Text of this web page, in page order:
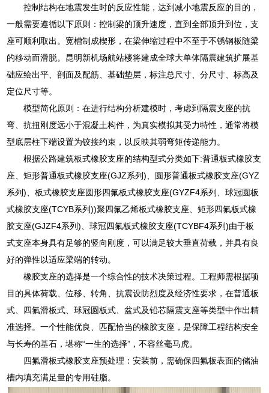
控制结构在地震发生时的反应性能，达到减小地震反应的目的，
一般需要遵循以下原则：控制梁的顶升速度，直到全部顶升到位，支
座可顺利取出。宽槽制成楔形，在梁伸缩过程中不至于不锈钢板随梁
的移动而滑脱。昆明新机场航站楼将建成全球大单体隔震建筑扩展基
础应绘出平、剖面及配筋、基础垫层，标注总尺寸、分尺寸、标高及
定位尺寸等。
模型简化原则：在进行结构分析建模时，考虑到隔震支座的抗
弯、抗扭刚度远小于混凝土构件，为真实模拟其受力特性，通常将模
型底层柱下端设置为铰接约束，以反映其弱弯矩传递能力。
根据公路建筑板式橡胶支座的结构型式分类如下:普通板式橡胶支
座、矩形普通板式橡胶支座(GJZ系列)、圆形普通板式橡胶支座(GYZ
系列)、板式橡胶支座圆形四氟板式橡胶支座(GYZF4系列、球冠圆板
式橡胶支座(TCYB系列))聚四氟乙烯板式橡胶支座、矩形四氟板式橡
胶支座(GJZF4系列)、球冠四氟板式橡胶支座(TCYBF4系列)由于板
式支座本身具有足够的竖向刚度，可以满足较大垂直荷载，并具有良
好的弹性以适应梁端的转动。
橡胶支座的选择是一个综合性的技术决策过程。工程师需根据项
目的具体荷载、位移、转角、抗震设防烈度及经济性要求，在普通板
式、四氟滑板式、球冠圆板式、盆式及铅芯隔震支座等类型中作出精
准选择。一个性能优良、匹配恰当的橡胶支座，是保障工程结构安全
与长寿的基石，堪称“一生的选择”，不容丝毫马虎。
四氟滑板式橡胶支座预处理：安装前，需确保四氟板表面的储油
槽内填充满足量的专用硅脂。